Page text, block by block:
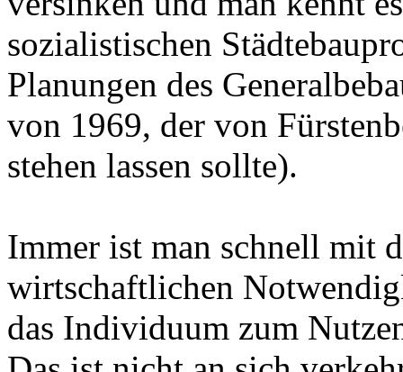
sozialistischen
Planungen des
von 1969, der von
stehen lassen sollte).
Immer ist man schnell mit
wirtschaftlichen
das Individuum zum